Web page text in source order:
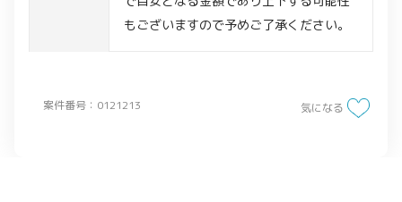
案件番号：0121213
もございますので予めご了承ください。
気になる